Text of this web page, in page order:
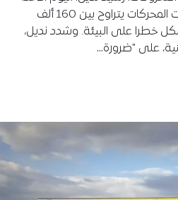
أن الاستهلاك الوطني لزيوت المحركات يتراوح بين 160 ألف
خطرا على البيئة. وشدد نديل،
على "ضرورة…